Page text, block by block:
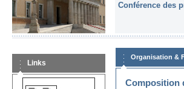
Conférence des
Links
Organisation &
Composition